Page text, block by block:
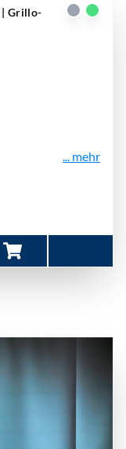
| Grillo-
... mehr